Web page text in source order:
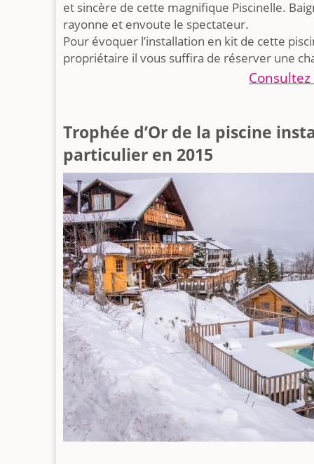
et sincère de cette magnifique Piscinelle.
rayonne et envoute le spectateur.
Pour évoquer l’installation en kit de cette
propriétaire il vous suffira de réserver une
Trophée d’Or de la piscine
particulier en 2015